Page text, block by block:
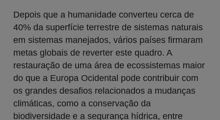
Depois que a humanidade converteu cerca de
40% da superfície terrestre de sistemas naturais
em sistemas manejados, vários países firmaram
metas globais de reverter este quadro. A
restauração de uma área de ecossistemas maior
do que a Europa Ocidental pode contribuir com
os grandes desafios relacionados a mudanças
climáticas, como a conservação da
biodiversidade e a segurança hídrica, entre